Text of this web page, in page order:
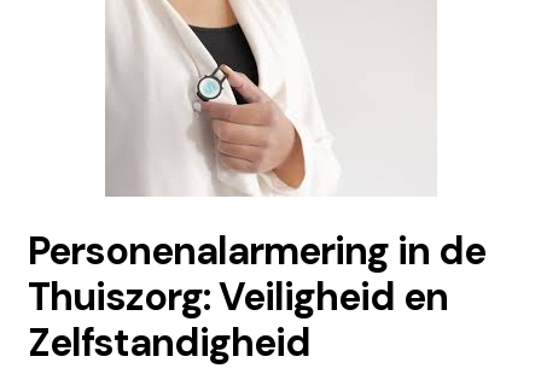
Personenalarmering in de
Thuiszorg: Veiligheid en
Zelfstandigheid